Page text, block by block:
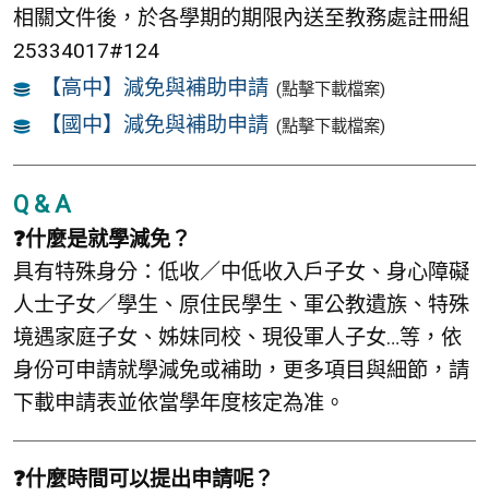
相關文件後，於各學期的期限內送至教務處註冊組
25334017#124
【高中】減免與補助申請 (點擊下載檔案)
【國中】減免與補助申請 (點擊下載檔案)
Q & A
❓什麼是就學減免？
具有特殊身分：低收／中低收入戶子女、身心障礙
人士子女／學生、原住民學生、軍公教遺族、特殊
境遇家庭子女、姊妹同校、現役軍人子女…等，依
身份可申請就學減免或補助，更多項目與細節，請
下載申請表並依當學年度核定為准。
❓什麼時間可以提出申請呢？